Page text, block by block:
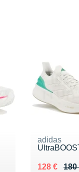
adidas
180
Au lieu de
128 €
Vendu 128